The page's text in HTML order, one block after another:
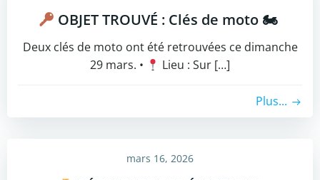
OBJET TROUVÉ : Clés de moto 🏍
Deux clés de moto ont été retrouvées ce dimanche
29 mars. • ​
Lieu : Sur […]
Plus...
mars 16, 2026